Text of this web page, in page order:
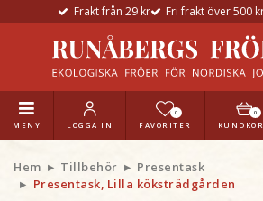
Frakt från 29 kr Fri frakt över 500
MENY LOGGA IN
0
FAVORITER
0
Hem Tillbehör
Presentask
Presentask, Lilla köksträdgården